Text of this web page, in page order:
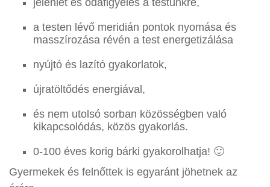
jelenlét és odafigyelés a testünkre,
a testen lévő meridián pontok nyomása és
masszírozása révén a test energetizálása
nyújtó és lazító gyakorlatok,
újratöltődés energiával,
és nem utolsó sorban közösségben való
kikapcsolódás, közös gyakorlás.
0-100 éves korig bárki gyakorolhatja! 🙂
Gyermekek és felnőttek is egyaránt jöhetnek az